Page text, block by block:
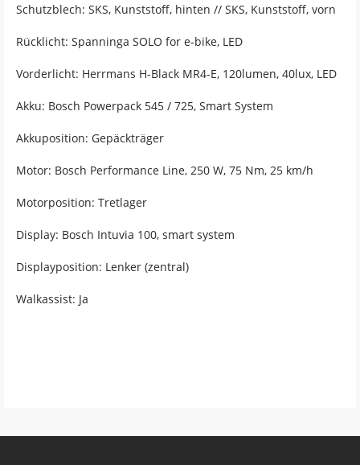
Schutzblech: SKS, Kunststoff, hinten // SKS, Kunststoff, vorn
Rücklicht: Spanninga SOLO for e-bike, LED
Vorderlicht: Herrmans H-Black MR4-E, 120lumen, 40lux, LED
Akku: Bosch Powerpack 545 / 725, Smart System
Akkuposition: Gepäckträger
Motor: Bosch Performance Line, 250 W, 75 Nm, 25 km/h
Motorposition: Tretlager
Display: Bosch Intuvia 100, smart system
Displayposition: Lenker (zentral)
Walkassist: Ja